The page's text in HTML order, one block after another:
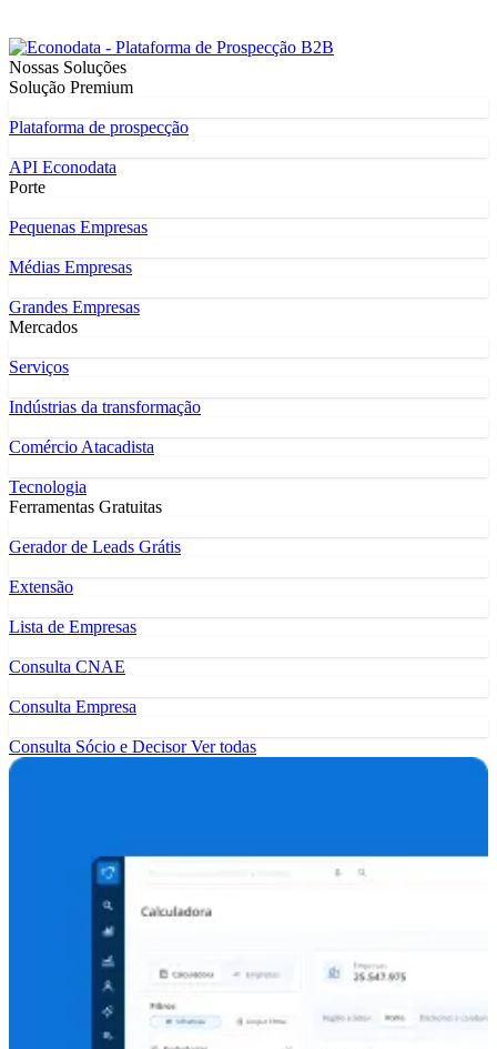
Nossas Soluções
Solução Premium
Plataforma de prospecção
API Econodata
Porte
Pequenas Empresas
Médias Empresas
Grandes Empresas
Mercados
Serviços
Indústrias da transformação
Comércio Atacadista
Tecnologia
Ferramentas Gratuitas
Gerador de Leads Grátis
Extensão
Lista de Empresas
Consulta CNAE
Consulta Empresa
Consulta Sócio e DecisorVer todas